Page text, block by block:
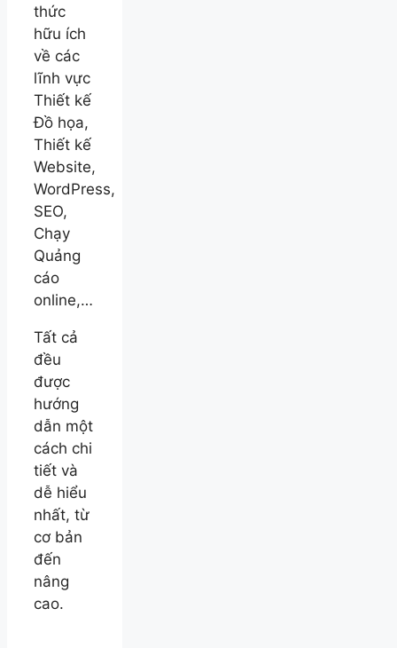
thức
hữu ích
về các
lĩnh vực
Thiết kế
Đồ họa,
Thiết kế
Website,
WordPress,
SEO,
Chạy
Quảng
cáo
online,…
Tất cả
đều
được
hướng
dẫn một
cách chi
tiết và
dễ hiểu
nhất, từ
cơ bản
đến
nâng
cao.